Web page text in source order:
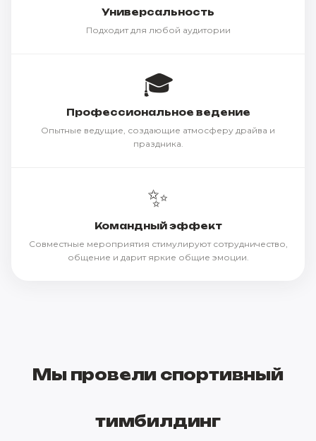
Универсальность
Подходит для любой аудитории
🎓
Профессиональное ведение
Опытные ведущие, создающие атмосферу драйва и
праздника.
✨
Командный эффект
Совместные мероприятия стимулируют сотрудничество,
общение и дарит яркие общие эмоции.
Мы провели спортивный
тимбилдинг